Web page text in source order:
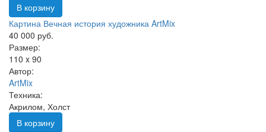
В корзину
Картина Вечная история художника ArtMix
40 000 руб.
Размер:
110 x 90
Автор:
ArtMix
Техника:
Акрилом, Холст
В корзину